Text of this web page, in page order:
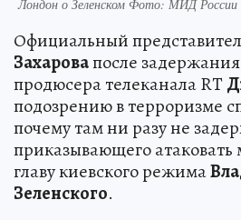
Лондон о Зеленском Фото: МИД России
Официальный
Захаровапосле
продюсера телеканала RT
подозрению в терроризме
почему там ни разу не
приказывающего
главу киевского режима
Зеленского.